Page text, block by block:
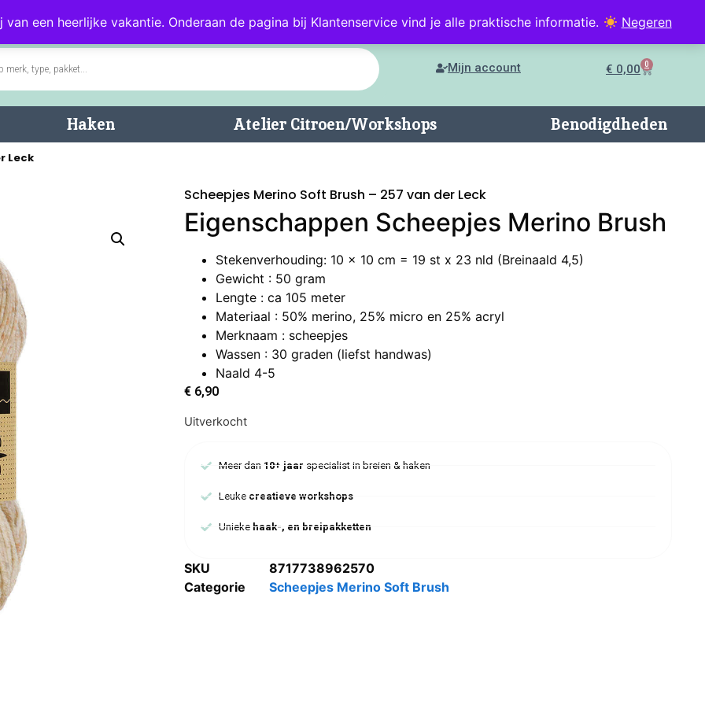
een heerlijke vakantie. Onderaan de pagina bij Klantenservice vind je alle praktische informatie. Negeren
Blog Klantenservice
Mijn account € 0,00 0
Haken Atelier Citroen/Workshops Benodigdheden
Leck
Scheepjes Merino Soft Brush – 257 van der Leck
Eigenschappen Scheepjes Merino Brush
Stekenverhouding: 10 x 10 cm = 19 st x 23 nld (Breinaald 4,5)
Gewicht : 50 gram
Lengte : ca 105 meter
Materiaal : 50% merino, 25% micro en 25% acryl
Merknaam : scheepjes
Wassen : 30 graden (liefst handwas)
Naald 4-5
€ 6,90
Uitverkocht
Meer dan 10+ jaar specialist in breien & haken
Leuke creatieve workshops
Uniekehaak-, en breipakketten
SKU
8717738962570
Categorie
Scheepjes Merino Soft Brush